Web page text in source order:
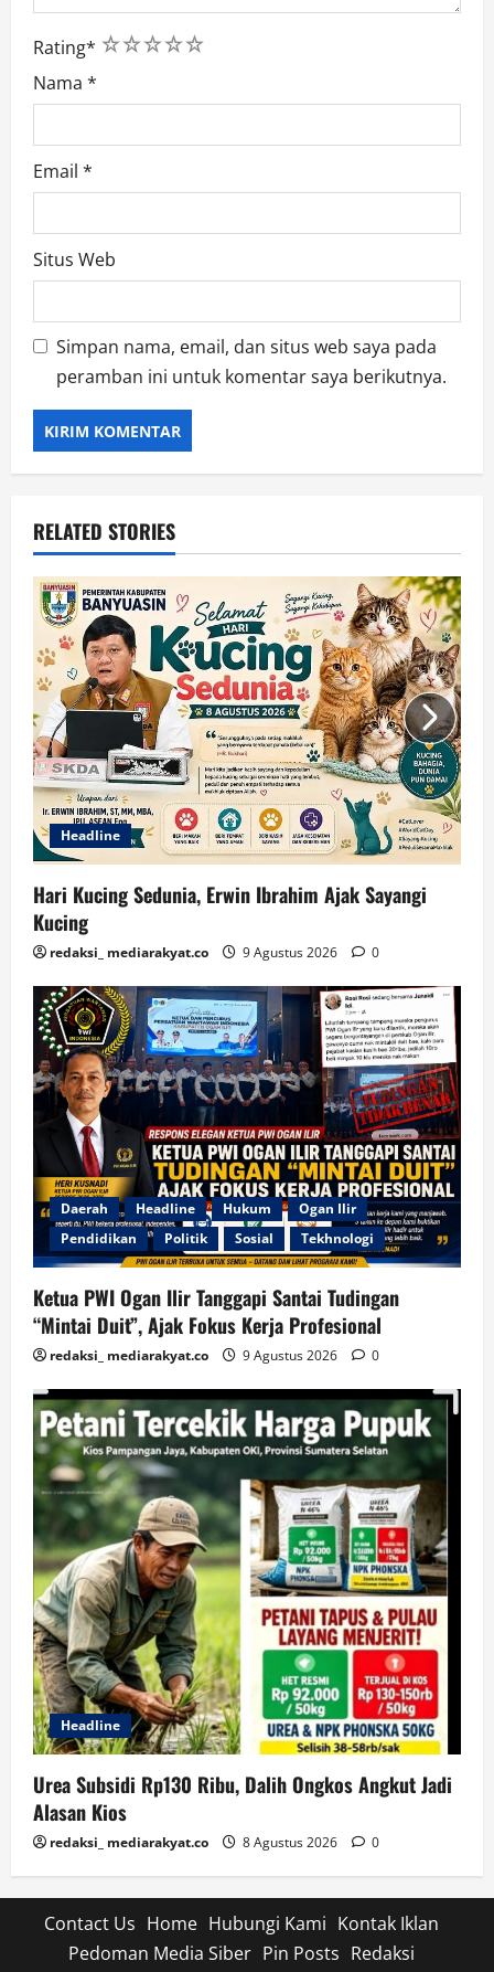
Rating* 5
4
3
2
1
Nama *
Email *
Situs Web
Simpan nama, email, dan situs web saya pada
peramban ini untuk komentar saya berikutnya.
RELATED STORIES
Headline
Hari Kucing Sedunia, Erwin Ibrahim Ajak Sayangi
Kucing
redaksi_ mediarakyat.co 9 Agustus 2026 0
Daerah Headline Hukum
Ogan Ilir
Pendidikan
Politik Sosial Tekhnologi
Ketua PWI Ogan Ilir Tanggapi Santai Tudingan
“Mintai Duit”, Ajak Fokus Kerja Profesional
redaksi_ mediarakyat.co 9 Agustus 2026 0
Headline
Urea Subsidi Rp130 Ribu, Dalih Ongkos Angkut Jadi
Alasan Kios
redaksi_ mediarakyat.co 8 Agustus 2026 0
Contact Us Home Hubungi Kami Kontak Iklan
Pedoman Media Siber Pin Posts Redaksi